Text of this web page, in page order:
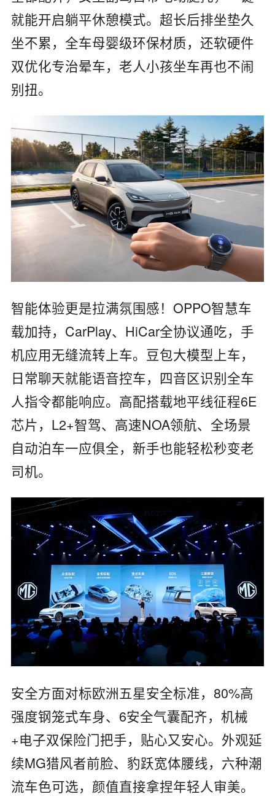
就能开启躺平休憩模式。超长后排坐垫久
坐不累，全车母婴级环保材质，还软硬件
双优化专治晕车，老人小孩坐车再也不闹
别扭。
智能体验更是拉满氛围感！OPPO智慧车
载加持，CarPlay、HiCar全协议通吃，手
机应用无缝流转上车。豆包大模型上车，
日常聊天就能语音控车，四音区识别全车
人指令都能响应。高配搭载地平线征程6E
芯片，L2+智驾、高速NOA领航、全场景
自动泊车一应俱全，新手也能轻松秒变老
司机。
安全方面对标欧洲五星安全标准，80%高
强度钢笼式车身、6安全气囊配齐，机械
+电子双保险门把手，贴心又安心。外观延
续MG猎风者前脸、豹跃宽体腰线，六种潮
流车色可选，颜值直接拿捏年轻人审美。